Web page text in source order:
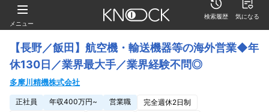
メニュー
検索履歴 気になる
【長野／飯田】航空機・輸送機器等の海外営業◆年
休130日／業界最大手／業界経験不問◎
多摩川精機株式会社
正社員 年収400万円~ 営業職
完全週休2日制